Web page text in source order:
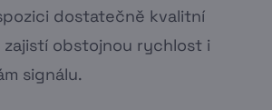
dostatečně kvalitní
obstojnou rychlost i
signálu.